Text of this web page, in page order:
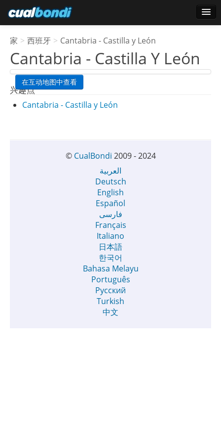
明星用户
轮询
家 > 西班牙 > Cantabria - Castilla y León
Cantabria - Castilla Y León
在互动地图中查看
兴趣点
Cantabria - Castilla y León
© CualBondi 2009 - 2024
العربية
Deutsch
English
Español
فارسی
Français
Italiano
日本語
한국어
Bahasa Melayu
Português
Русский
Turkish
中文